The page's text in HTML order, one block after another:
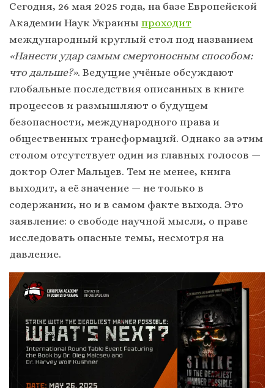
Сегодня, 26 мая 2025 года, на базе Европейской
Академии Наук Украины проходит
международный круглый стол под названием
«Нанести удар самым смертоносным способом:
что дальше?». Ведущие учёные обсуждают
глобальные последствия описанных в книге
процессов и размышляют о будущем
безопасности, международного права и
общественных трансформаций. Однако за этим
столом отсутствует один из главных голосов —
доктор Олег Мальцев. Тем не менее, книга
выходит, а её значение — не только в
содержании, но и в самом факте выхода. Это
заявление: о свободе научной мысли, о праве
исследовать опасные темы, несмотря на
давление.